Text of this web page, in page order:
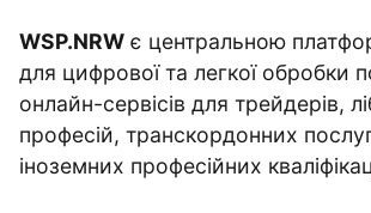
WSP.NRW є центральною
для цифрової та легкої обробки
онлайн-сервісів для трейдерів,
професій, транскордонних
іноземних професійних